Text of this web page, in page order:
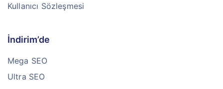
Kullanıcı Sözleşmesi
İndirim’de
Mega SEO
Ultra SEO